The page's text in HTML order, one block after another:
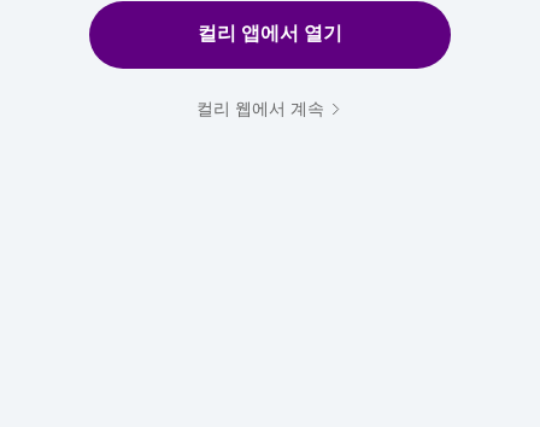
컬리 앱에서 열기
컬리 웹에서 계속